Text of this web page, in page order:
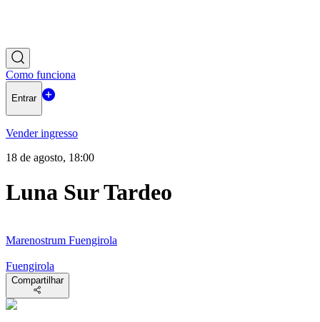
Como funciona
Entrar
Vender ingresso
18 de agosto, 18:00
Luna Sur Tardeo
Marenostrum Fuengirola
Fuengirola
Compartilhar